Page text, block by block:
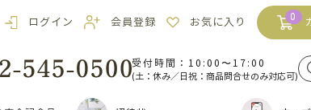
ログイン 会員登録 お気に入り 0
受付時間：10:00〜17:00
(土：休み／日祝：商品問合せのみ対応可)